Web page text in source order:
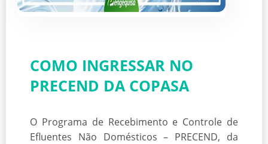
COMO INGRESSAR NO
PRECEND DA COPASA
O Programa de Recebimento e Controle de
Efluentes Não Domésticos – PRECEND, da